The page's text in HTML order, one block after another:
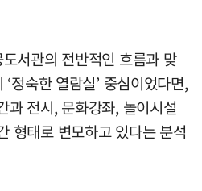
서관의 전반적인 흐름과 맞
정숙한 열람실’ 중심이었다면,
과 전시, 문화강좌, 놀이시설
형태로 변모하고 있다는 분석